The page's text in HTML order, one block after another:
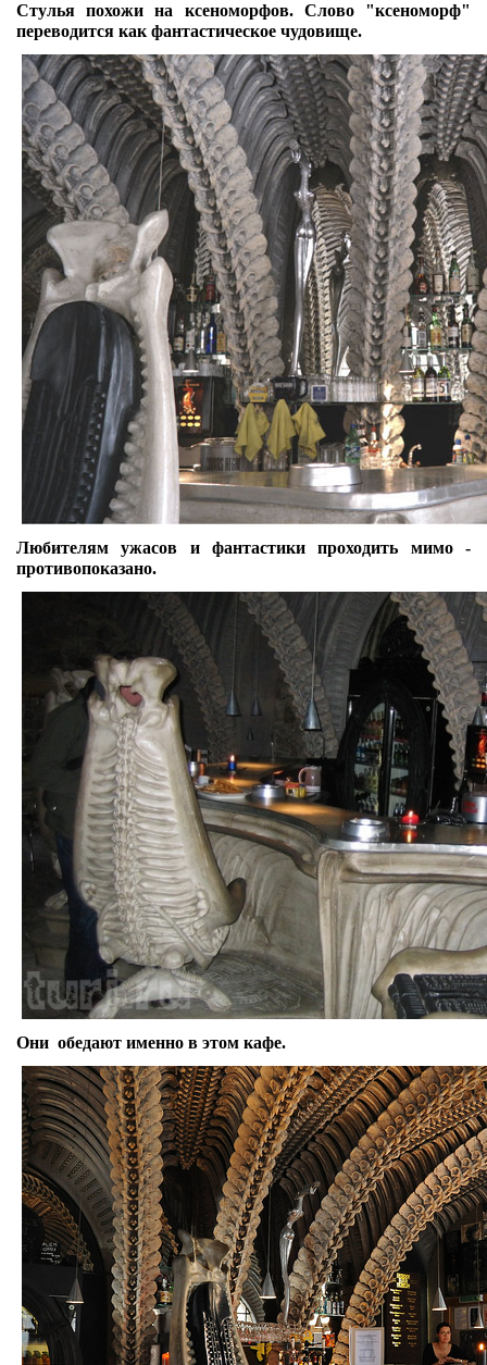
Стулья похожи на ксеноморфов. Слово "ксеноморф"
переводится как фантастическое чудовище.
Любителям ужасов и фантастики проходить мимо -
противопоказано.
Они обедают именно в этом кафе.